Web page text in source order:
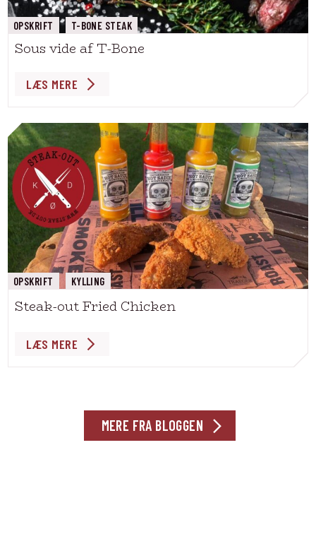
OPSKRIFT T-BONE STEAK
Sous vide af T-Bone
LÆS MERE
OPSKRIFT KYLLING
Steak-out Fried Chicken
LÆS MERE
MERE FRA BLOGGEN